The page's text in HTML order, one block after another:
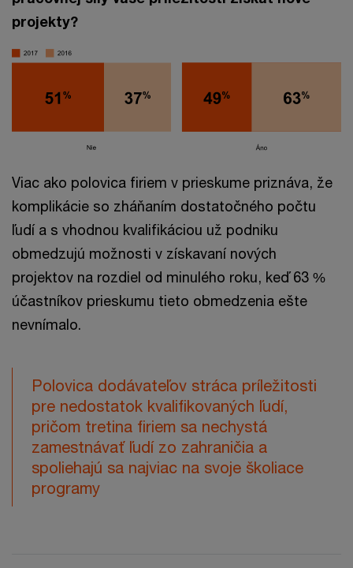
projekty?
Viac ako polovica firiem v prieskume priznáva, že
komplikácie so zháňaním dostatočného počtu
ľudí a s vhodnou kvalifikáciou už podniku
obmedzujú možnosti v získavaní nových
projektov na rozdiel od minulého roku, keď 63 %
účastníkov prieskumu tieto obmedzenia ešte
nevnímalo.
Polovica dodávateľov stráca príležitosti
pre nedostatok kvalifikovaných ľudí,
pričom tretina firiem sa nechystá
zamestnávať ľudí zo zahraničia a
spoliehajú sa najviac na svoje školiace
programy